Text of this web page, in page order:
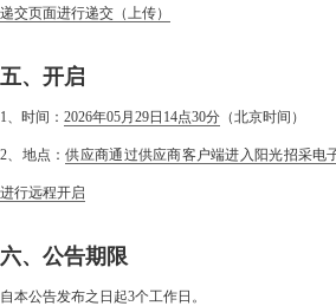
递交页面进行递交（上传）
五、开启
1、时间： 2026年05月29日14点30分 （北京时间）
2、地点：供应商通过供应商客户端进入阳光招采电
进行远程开启
六、公告期限
自本公告发布之日起3个工作日。